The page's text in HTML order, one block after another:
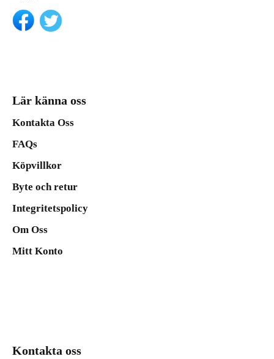
Lär känna oss
Kontakta Oss
FAQs
Köpvillkor
Byte och retur
Integritetspolicy
Om Oss
Mitt Konto
Kontakta oss